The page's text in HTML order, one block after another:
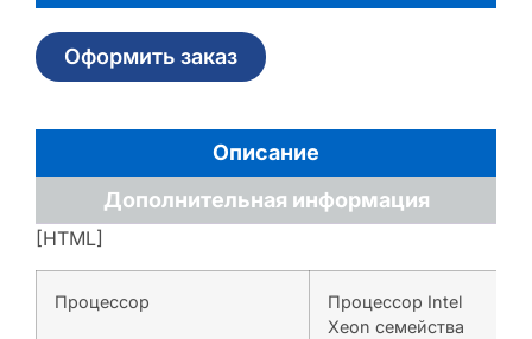
Оформить заказ
Описание
Дополнительная информация
[HTML]
Процессор
Процессор Intel
Xeon семейства